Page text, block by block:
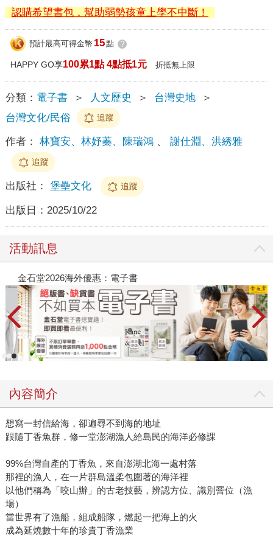
認購希望書包，幫助弱勢孩童上學不中斷！
預計最高可得金幣 15點 ?
HAPPY GO享100累1點 4點抵1元 折抵無上限
分類： 電子書 ＞ 人文歷史 ＞ 台灣史地
＞
台灣文化/民俗
追蹤
作者： 林寶安、林妤蓁、陳瑞鴻、 謝仕淵、洪綉雅
追蹤
出版社： 堡壘文化 追蹤
出版日： 2025/10/22
活動訊息
金石堂2026海外優惠：電子書
內容簡介
想寫一封信給海，卻遍尋不到海的地址
跟隨丁香魚群，修一堂澎湖漁人給島民的海洋必修課
99%台灣自產的丁香魚，來自澎湖北海一處村落
那裡的漁人，在一片群島溫柔包圍著的海洋裡
以他們稱為「咬山辦」的古老技藝，辨認方位、識別罾位（漁
場）
當世界有了漁船，組成船隊，燃起一把海上的火
成為延燒數十年的珍貴丁香漁業